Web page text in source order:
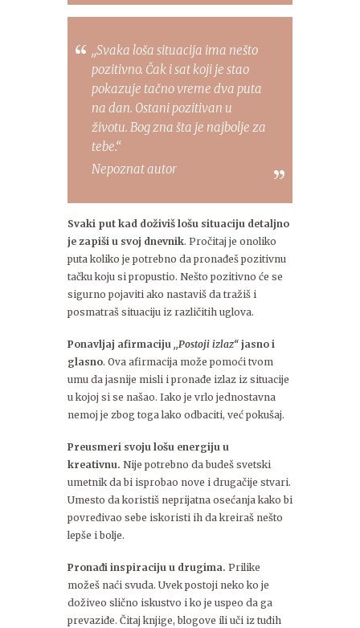
,,Svaka loša situacija ima nešto
pozitivno. Čak i sat koji je stao
pokazuje tačno vreme dva puta
na dan. Ostani pozitivan u
životu. Bog zna šta je najbolje za
tebe.“
Nepoznat autor
Svaki put kad doživiš lošu situaciju detaljno
je zapiši u svoj dnevnik. Pročitaj je onoliko
puta koliko je potrebno da pronađeš pozitivnu
tačku koju si propustio. Nešto pozitivno će se
sigurno pojaviti ako nastaviš da tražiš i
posmatraš situaciju iz različitih uglova.
Ponavljaj afirmaciju ,,Postoji izlaz“ jasno i
glasno. Ova afirmacija može pomoći tvom
umu da jasnije misli i pronađe izlaz iz situacije
u kojoj si se našao. Iako je vrlo jednostavna
nemoj je zbog toga lako odbaciti, već pokušaj.
Preusmeri svoju lošu energiju u
kreativnu. Nije potrebno da budeš svetski
umetnik da bi isprobao nove i drugačije stvari.
Umesto da koristiš neprijatna osećanja kako bi
povređivao sebe iskoristi ih da kreiraš nešto
lepše i bolje.
Pronađi inspiraciju u drugima. Prilike
možeš naći svuda. Uvek postoji neko ko je
doživeo slično iskustvo i ko je uspeo da ga
prevaziđe. Čitaj knjige, blogove ili uči iz tuđih